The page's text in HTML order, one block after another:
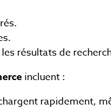
résultats de
incluent :
rapidement,